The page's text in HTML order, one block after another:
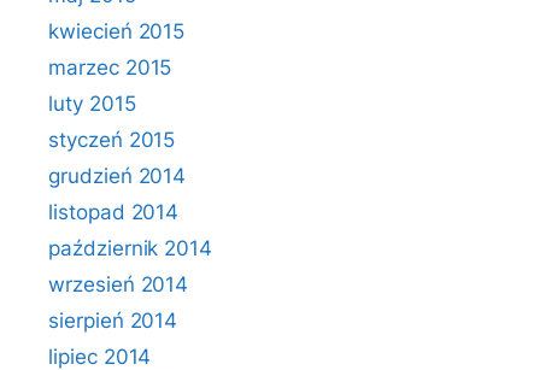
kwiecień 2015
marzec 2015
luty 2015
styczeń 2015
grudzień 2014
listopad 2014
październik 2014
wrzesień 2014
sierpień 2014
lipiec 2014